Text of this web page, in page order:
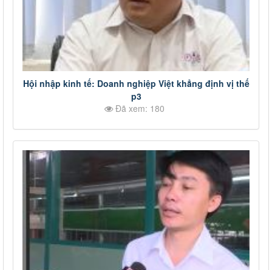
Hội nhập kinh tế: Doanh nghiệp Việt khẳng định vị thế
p3
Đã xem: 180